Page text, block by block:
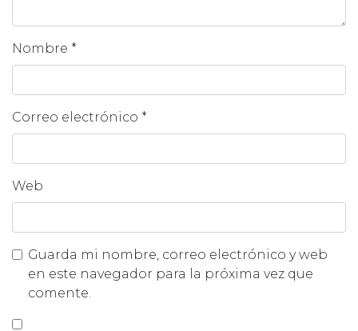
Nombre *
Correo electrónico *
Web
Guarda mi nombre, correo electrónico y web
en este navegador para la próxima vez que
comente.